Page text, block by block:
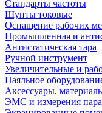
Стандарты частоты
Шунты токовые
Оснащение рабочих
Промышленная и
Антистатическая тара
Ручной инструмент
Увеличительные и
Паяльное
Аксессуары,
ЭМС и измерения